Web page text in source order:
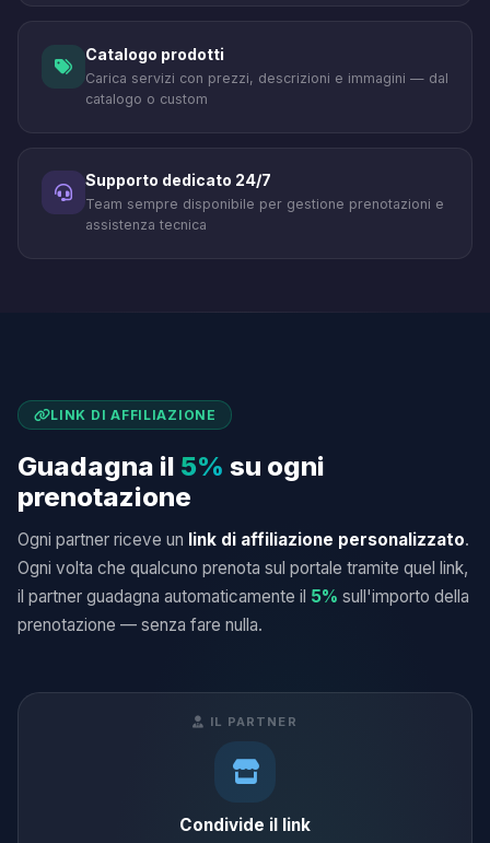
Catalogo prodotti
Carica servizi con prezzi, descrizioni e immagini — dal
catalogo o custom
Supporto dedicato 24/7
Team sempre disponibile per gestione prenotazioni e
assistenza tecnica
LINK DI AFFILIAZIONE
Guadagna il 5% su ogni
prenotazione
Ogni partner riceve un link di affiliazione personalizzato.
Ogni volta che qualcuno prenota sul portale tramite quel link,
il partner guadagna automaticamente il 5% sull'importo della
prenotazione — senza fare nulla.
IL PARTNER
Condivide il link